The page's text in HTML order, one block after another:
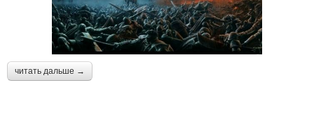
читать дальше →